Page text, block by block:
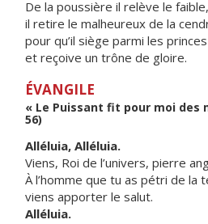
De la poussière il relève le faible,
il retire le malheureux de la
pour qu’il siège parmi les princes
et reçoive un trône de gloire.
ÉVANGILE
« Le Puissant fit pour moi des
56)
Alléluia, Alléluia.
Viens, Roi de l’univers, pierre
À l’homme que tu as pétri de la
viens apporter le salut.
Alléluia.